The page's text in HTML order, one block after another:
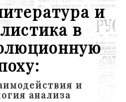
и
в
и
анализа